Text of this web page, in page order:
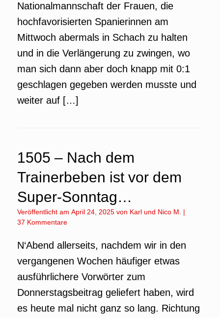
Nationalmannschaft der Frauen, die
hochfavorisierten Spanierinnen am
Mittwoch abermals in Schach zu halten
und in die Verlängerung zu zwingen, wo
man sich dann aber doch knapp mit 0:1
geschlagen gegeben werden musste und
weiter auf […]
1505 – Nach dem
Trainerbeben ist vor dem
Super-Sonntag…
Veröffentlicht am April 24, 2025 von Karl und Nico M.
|
37 Kommentare
N‘Abend allerseits, nachdem wir in den
vergangenen Wochen häufiger etwas
ausführlichere Vorwörter zum
Donnerstagsbeitrag geliefert haben, wird
es heute mal nicht ganz so lang. Richtung